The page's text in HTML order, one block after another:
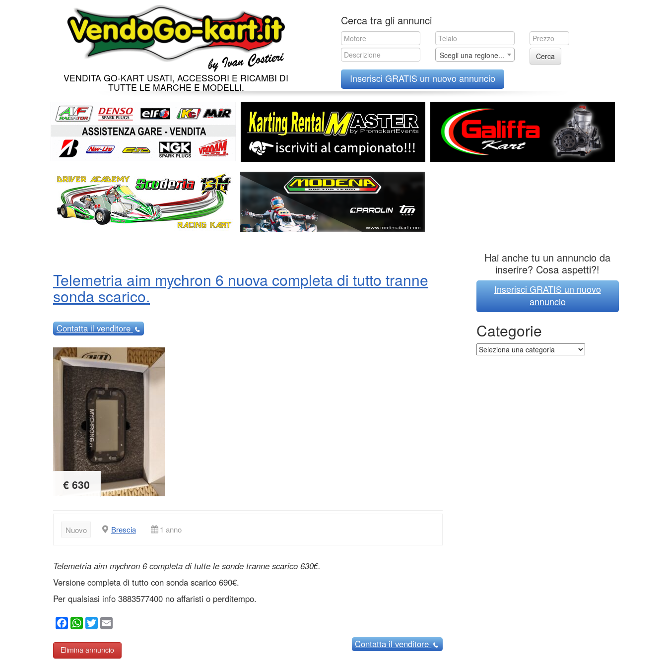
VENDITA GO-KART USATI, ACCESSORI E RICAMBI DI
TUTTE LE MARCHE E MODELLI.
to
content
Cerca tra gli annunci
Scegli una regione... Cerca
Inserisci GRATIS un nuovo annuncio
Telemetria aim mychron 6 nuova completa di tutto tranne
sonda scarico.
Contattail venditore
€ 630
Nuovo Brescia 1 anno
Telemetria aim mychron 6 completa di tutte le sonde tranne scarico 630€.
Versione completa di tutto con sonda scarico 690€.
Per qualsiasi info 3883577400 no affaristi o perditempo.
Facebook
WhatsApp
Twitter
Elimina annuncio
Contattail venditore
Hai anche tu un annuncio da
inserire? Cosa aspetti?!
Inserisci GRATIS un nuovo
annuncio
Categorie
Categorie